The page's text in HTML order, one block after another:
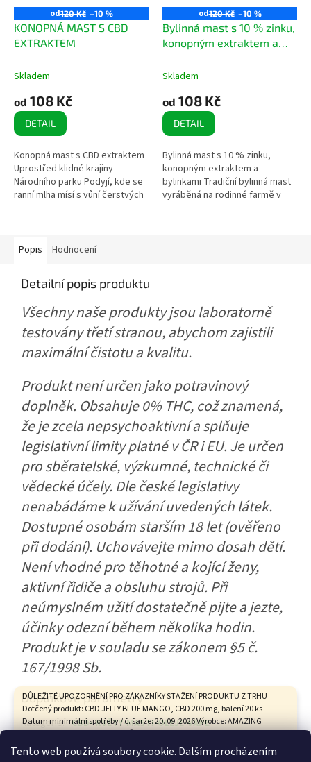
Tento web používá soubory cookie. Dalším procházením
DŮLEŽITÉ UPOZORNĚNÍ PRO ZÁKAZNÍKY STAŽENÍ PRODUKTU Z TRHU
Dotčený produkt: CBD JELLY BLUE MANGO, CBD 200 mg, balení 20 ks
Datum minimální spotřeby / č. šarže: 20. 09. 2026 Výrobce: AMAZING
HEALTH CARE s.r.o., Tovární 9, České Budějovice Státní zemědělská a
potravinářská inspekce na základě hodnocení zdravotního rizika
vypracovaného Státním zdravotním ústavem vyhodnotila tento
od120 Kč –10 %
KONOPNÁ MAST S CBD
EXTRAKTEM
Skladem
od 108 Kč
DETAIL
Konopná mast s CBD extraktem
Uprostřed klidné krajiny
Národního parku Podyjí, kde se
ranní mlha mísí s vůní čerstvých
od120 Kč –10 %
Bylinná mast s 10 % zinku,
konopným extraktem a
Skladem
od 108 Kč
DETAIL
Bylinná mast s 10 % zinku,
konopným extraktem a
bylinkami Tradiční bylinná mast
vyráběná na rodinné farmě v
Popis Hodnocení
Detailní popis produktu
Všechny naše produkty jsou laboratorně
testovány třetí stranou, abychom zajistili
maximální čistotu a kvalitu.
Produkt není určen jako potravinový
doplněk. Obsahuje 0% THC, což znamená,
že je zcela nepsychoaktivní a splňuje
legislativní limity platné v ČR i EU. Je určen
pro sběratelské, výzkumné, technické či
vědecké účely. Dle české legislativy
nenabádáme k užívání uvedených látek.
Dostupné osobám starším 18 let (ověřeno
při dodání). Uchovávejte mimo dosah dětí.
Není vhodné pro těhotné a kojící ženy,
aktivní řidiče a obsluhu strojů. Při
neúmyslném užití dostatečně pijte a jezte,
účinky odezní během několika hodin.
Produkt je v souladu se zákonem §5 č.
167/1998 Sb.
Doplňkové parametry
Kategorie: CBD- KVĚTY-MASTI-OLEJE-VAPE